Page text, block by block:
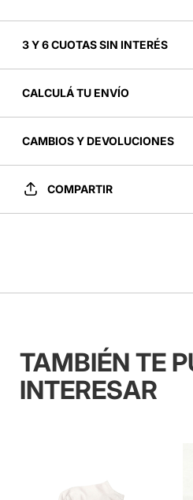
3 Y 6 CUOTAS SIN INTERÉS
CALCULÁ TU ENVÍO
CAMBIOS Y DEVOLUCIONES
COMPARTIR
TAMBIÉN TE
INTERESAR